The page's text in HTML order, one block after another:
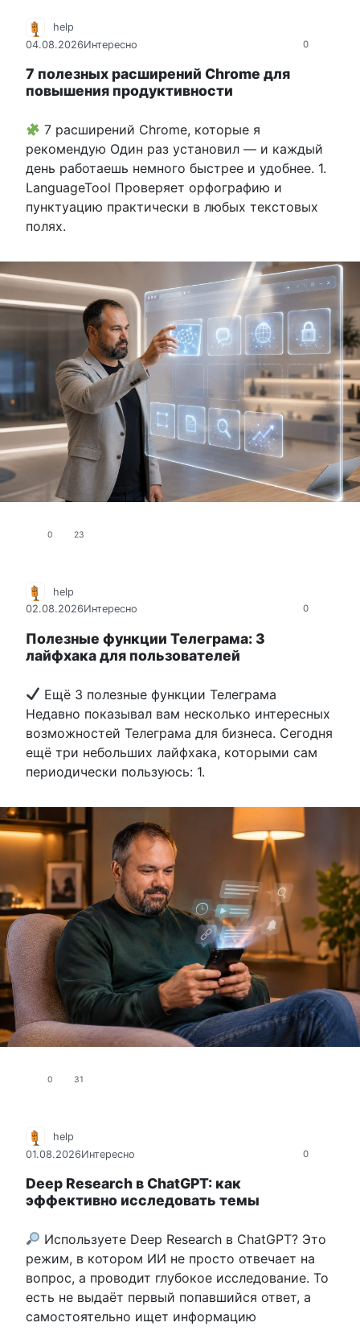
0
help
04.08.2026Интересно
7 полезных расширений Chrome для
повышения продуктивности
7 расширений Chrome, которые я
рекомендую Один раз установил — и каждый
день работаешь немного быстрее и удобнее. 1.
LanguageTool Проверяет орфографию и
пунктуацию практически в любых текстовых
полях.
0 23
0
help
02.08.2026Интересно
Полезные функции Телеграма: 3
лайфхака для пользователей
Ещё 3 полезные функции Телеграма
Недавно показывал вам несколько интересных
возможностей Телеграма для бизнеса. Сегодня
ещё три небольших лайфхака, которыми сам
периодически пользуюсь: 1.
0 31
0
help
01.08.2026Интересно
Deep Research в ChatGPT: как
эффективно исследовать темы
Используете Deep Research в ChatGPT? Это
режим, в котором ИИ не просто отвечает на
вопрос, а проводит глубокое исследование. То
есть не выдаёт первый попавшийся ответ, а
самостоятельно ищет информацию